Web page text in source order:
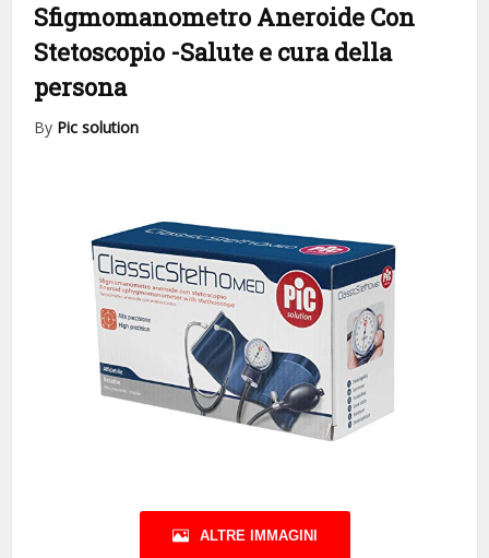
Sfigmomanometro Aneroide Con
Stetoscopio -Salute e cura della
persona
By Pic solution
ALTRE IMMAGINI